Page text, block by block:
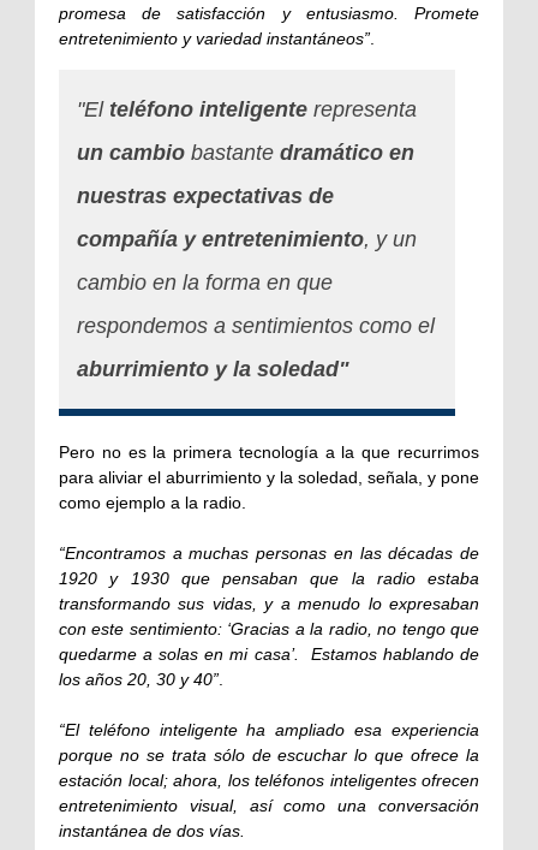
promesa de satisfacción y entusiasmo. Promete
entretenimiento y variedad instantáneos”.
"El teléfono inteligente representa
un cambio bastante dramático en
nuestras expectativas de
compañía y entretenimiento, y un
cambio en la forma en que
respondemos a sentimientos como el
aburrimiento y la soledad"
Pero no es la primera tecnología a la que recurrimos
para aliviar el aburrimiento y la soledad, señala, y pone
como ejemplo a la radio.
“Encontramos a muchas personas en las décadas de
1920 y 1930 que pensaban que la radio estaba
transformando sus vidas, y a menudo lo expresaban
con este sentimiento: ‘Gracias a la radio, no tengo que
quedarme a solas en mi casa’. Estamos hablando de
los años 20, 30 y 40”.
“El teléfono inteligente ha ampliado esa experiencia
porque no se trata sólo de escuchar lo que ofrece la
estación local; ahora, los teléfonos inteligentes ofrecen
entretenimiento visual, así como una conversación
instantánea de dos vías.